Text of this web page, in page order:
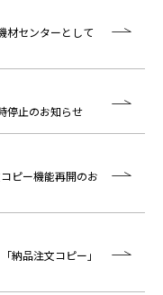
材センターとして
停止のお知らせ
ピー機能再開のお
納品注文コピー」